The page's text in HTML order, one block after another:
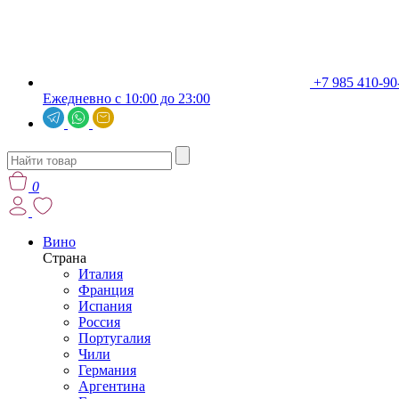
+7 985 410-
Ежедневно с 10:00 до 23:00
0
Вино
Страна
Италия
Франция
Испания
Россия
Португалия
Чили
Германия
Аргентина